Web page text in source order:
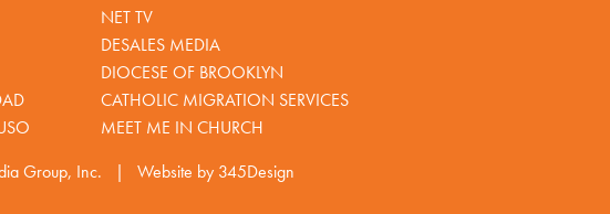
NET TV
DESALES MEDIA
DIOCESE OF BROOKLYN
CATHOLIC MIGRATION SERVICES
MEET ME IN CHURCH
Group, Inc. | Website by 345Design